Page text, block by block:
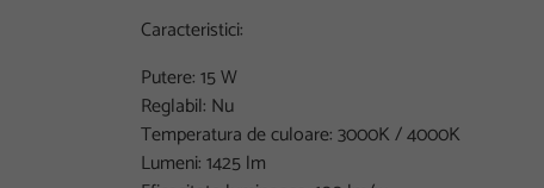
Caracteristici:
Putere: 15 W
Reglabil: Nu
Temperatura de culoare: 3000K / 4000K
Lumeni: 1425 lm